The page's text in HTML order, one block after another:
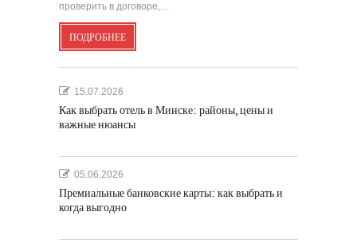
проверить в договоре,…
ПОДРОБНЕЕ
15.07.2026
Как выбрать отель в Минске: районы, цены и
важные нюансы
05.06.2026
Премиальные банковские карты: как выбрать и
когда выгодно